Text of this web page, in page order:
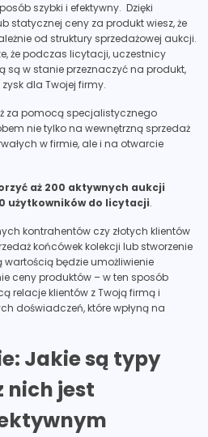
szybki i efektywny. Dzięki
statycznej ceny za produkt wiesz, że
od struktury sprzedażowej aukcji.
że podczas licytacji, uczestnicy
są w stanie przeznaczyć na produkt,
dla Twojej firmy.
za pomocą specjalistycznego
nie tylko na wewnętrzną sprzedaż
w firmie, ale i na otwarcie
aż 200 aktywnych aukcji
użytkowników do licytacji.
kontrahentów czy złotych klientów
końcówek kolekcji lub stworzenie
będzie umożliwienie
ceny produktów – w ten sposób
relacje klientów z Twoją firmą i
doświadczeń, które wpłyną na
Jakie są typy
nich jest